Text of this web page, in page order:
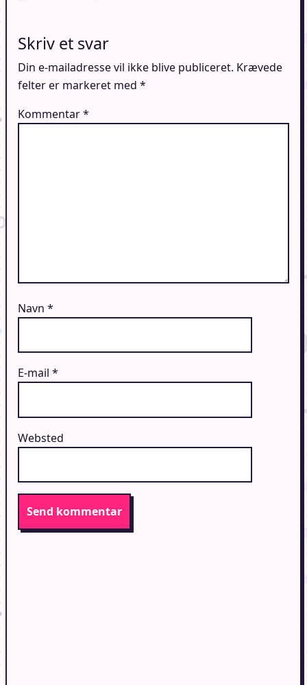
Skriv et svar
Din e-mailadresse vil ikke blive publiceret. Krævede
felter er markeret med *
Kommentar*
Navn *
E-mail *
Websted